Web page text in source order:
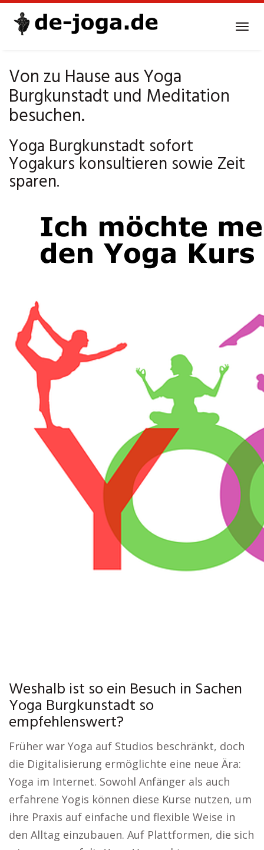
Von zu Hause aus Yoga
Burgkunstadt und Meditation
besuchen.
Yoga Burgkunstadt sofort
Yogakurs konsultieren sowie Zeit
sparen.
Weshalb ist so ein Besuch in Sachen
Yoga Burgkunstadt so
empfehlenswert?
Früher war Yoga auf Studios beschränkt, doch
die Digitalisierung ermöglichte eine neue Ära:
Yoga im Internet. Sowohl Anfänger als auch
erfahrene Yogis können diese Kurse nutzen, um
ihre Praxis auf einfache und flexible Weise in
den Alltag einzubauen. Auf Plattformen, die sich